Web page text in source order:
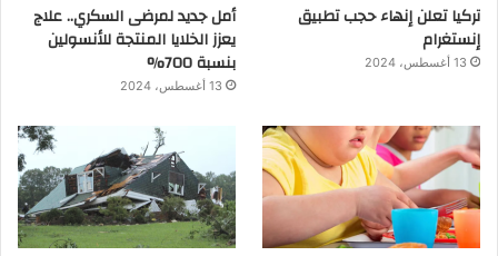
تركيا تعلن إنهاء حجب تطبيق
إنستغرام
13 أغسطس، 2024
أمل جديد لمرضى السكري.. علاج
يعزز الخلايا المنتجة للأنسولين
بنسبة 700%
13 أغسطس، 2024